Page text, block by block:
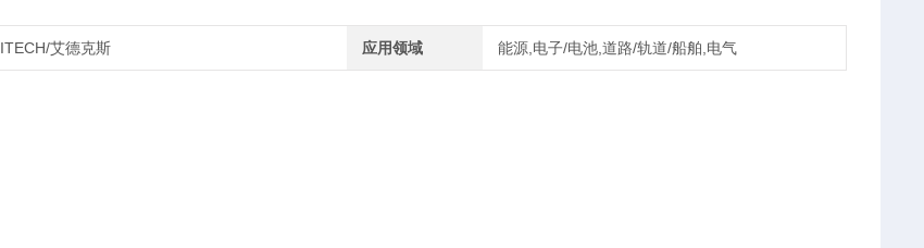
ITECH/艾德克斯 应用领域 能源,电子/电池,道路/轨道/船舶,电气